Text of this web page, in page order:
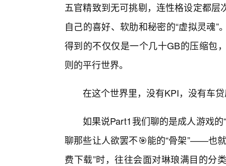
五官精致到无可挑剔，连性格设定都
自己的喜好、软肋和秘密的“虚拟灵魂
得到的不仅仅是一个几十GB的压缩包
则的平行世界。
在这个世界里，没有KPI，没有车
如果说Part1我们聊的是成人游戏的
聊那些让人欲罢不🎯能的“骨架”——也
费下载”时，往往会面对琳琅满目的分